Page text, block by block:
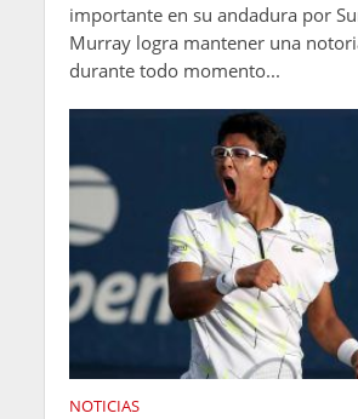
importante en su andadura por
Murray logra mantener una
durante todo momento...
NOTICIAS